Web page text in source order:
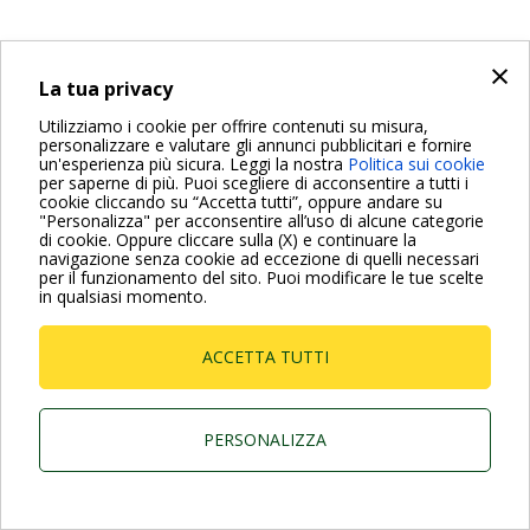
×
La tua privacy
Utilizziamo i cookie per offrire contenuti su misura,
personalizzare e valutare gli annunci pubblicitari e fornire
un'esperienza più sicura. Leggi la nostra Politica sui cookie
per saperne di più. Puoi scegliere di acconsentire a tutti i
cookie cliccando su “Accetta tutti”, oppure andare su
"Personalizza" per acconsentire all’uso di alcune categorie
di cookie. Oppure cliccare sulla (X) e continuare la
navigazione senza cookie ad eccezione di quelli necessari
per il funzionamento del sito. Puoi modificare le tue scelte
in qualsiasi momento.
ACCETTA TUTTI
PERSONALIZZA